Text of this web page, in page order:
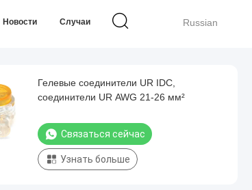
Russian
Новости Случаи
Гелевые соединители UR IDC,
соединители UR AWG 21-26 мм²
Связаться сейчас
Узнать больше